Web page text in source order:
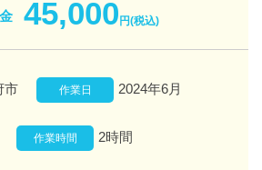
45,000 円(税込)
市 作業日 2024年6月
作業時間 2時間